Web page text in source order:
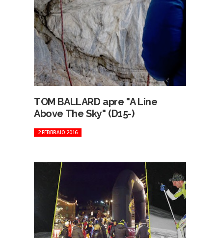
TOM BALLARD apre "A Line
Above The Sky" (D15-)
2 FEBBRAIO 2016